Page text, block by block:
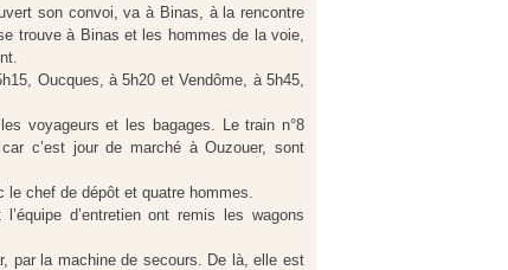
son convoi, va à Binas, à la rencontre
trouve à Binas et les hommes de la voie,
Oucques, à 5h20 et Vendôme, à 5h45,
voyageurs et les bagages. Le train n°8
c’est jour de marché à Ouzouer, sont
le chef de dépôt et quatre hommes.
d’entretien ont remis les wagons
par la machine de secours. De là, elle est